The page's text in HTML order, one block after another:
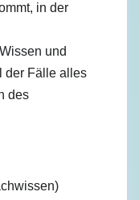
in der
und
der Fälle alles
des